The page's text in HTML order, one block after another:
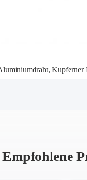
, Kupferner
Empfohlene